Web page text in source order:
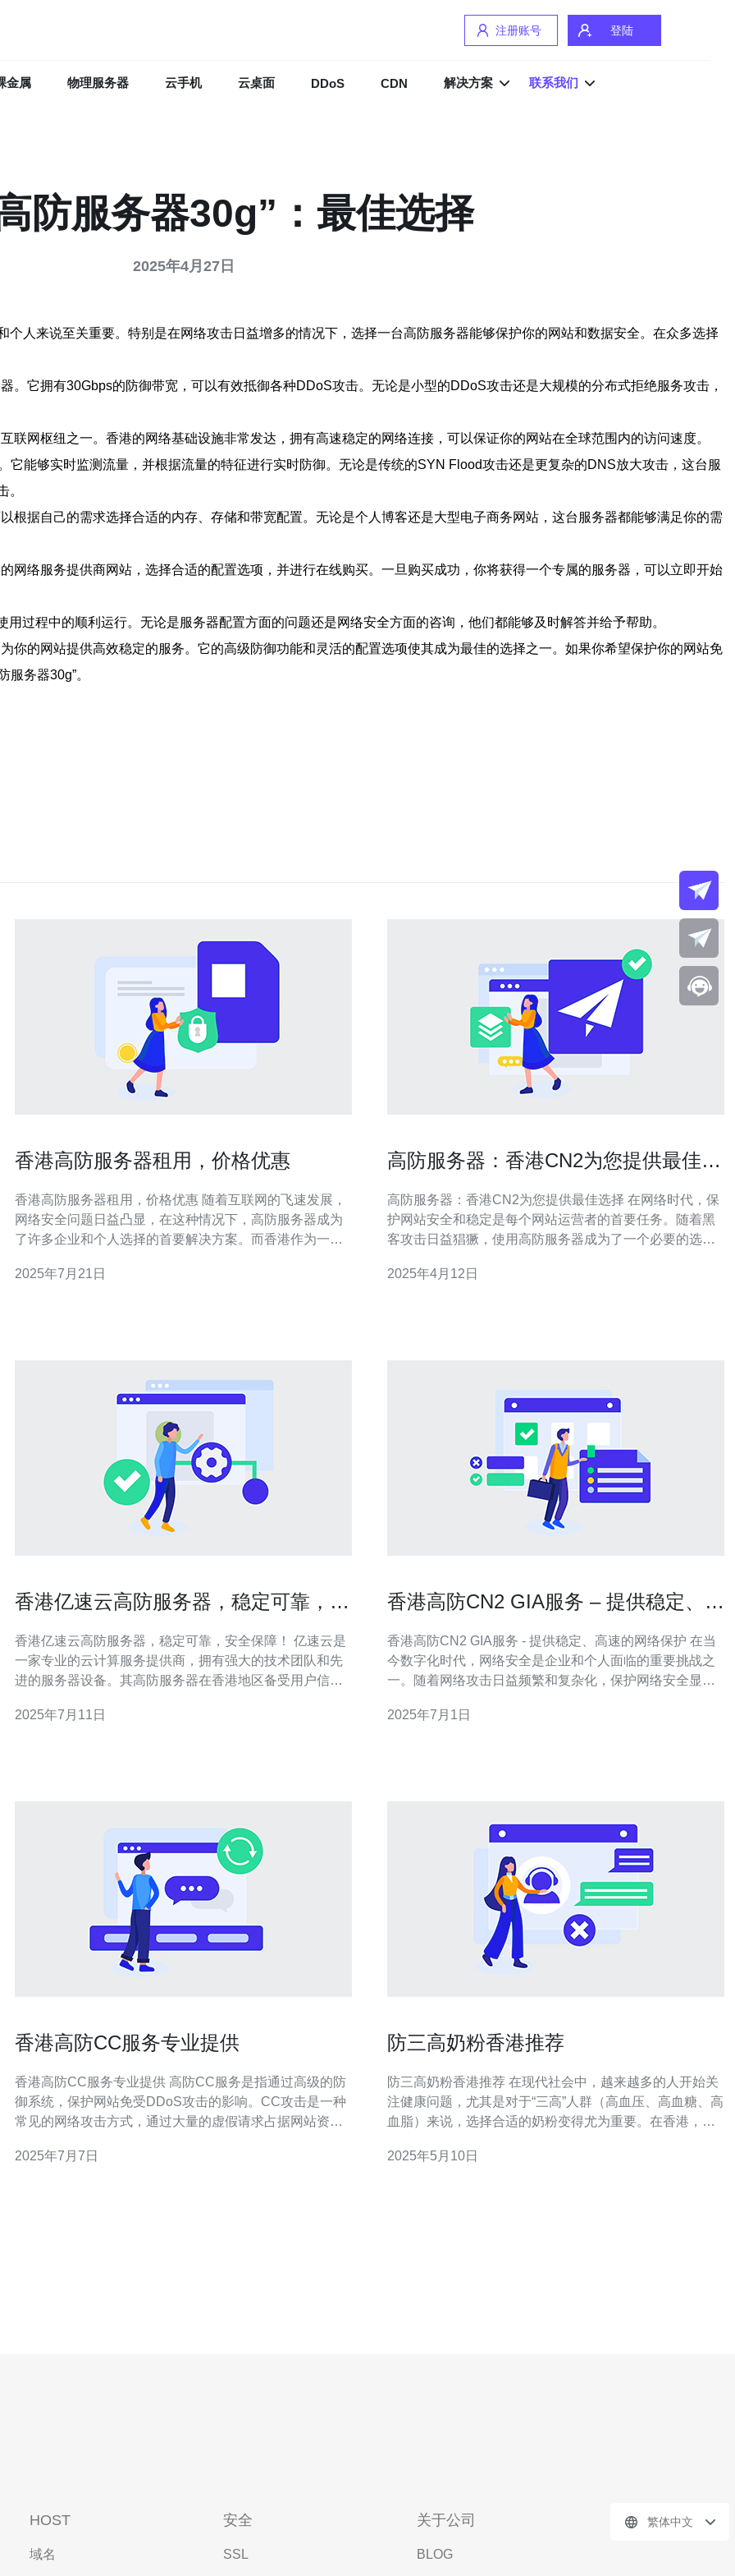
注册账号 登陆
金属 物理服务器 云手机 云桌面 DDoS CDN 解决方案 联系我们
防服务器30g”：最佳选择
2025年4月27日
人来说至关重要。特别是在网络攻击日益增多的情况下，选择一台高防服务器能够保护你的网站和数据安全。在众多选择
。它拥有30Gbps的防御带宽，可以有效抵御各种DDoS攻击。无论是小型的DDoS攻击还是大规模的分布式拒绝服务攻击，
联网枢纽之一。香港的网络基础设施非常发达，拥有高速稳定的网络连接，可以保证你的网站在全球范围内的访问速度。
它能够实时监测流量，并根据流量的特征进行实时防御。无论是传统的SYN Flood攻击还是更复杂的DNS放大攻击，这台服
。
根据自己的需求选择合适的内存、存储和带宽配置。无论是个人博客还是大型电子商务网站，这台服务器都能够满足你的需
网络服务提供商网站，选择合适的配置选项，并进行在线购买。一旦购买成功，你将获得一个专属的服务器，可以立即开始
过程中的顺利运行。无论是服务器配置方面的问题还是网络安全方面的咨询，他们都能够及时解答并给予帮助。
你的网站提供高效稳定的服务。它的高级防御功能和灵活的配置选项使其成为最佳的选择之一。如果你希望保护你的网站免
务器30g”。
香港高防服务器租用，价格优惠
香港高防服务器租用，价格优惠 随着互联网的飞速发展，
网络安全问题日益凸显，在这种情况下，高防服务器成为
了许多企业和个人选择的首要解决方案。而香港作为一个
许多人租用高防服务器的首选之地。 香港高防服务器的优
2025年7月21日
高防服务器：香港CN2为您提供最佳选
高防服务器：香港CN2为您提供最佳选择 在网络时代，保
护网站安全和稳定是每个网站运营者的首要任务。随着黑
客攻击日益猖獗，使用高防服务器成为了一个必要的选
务而备受青睐。 1. 高速稳定：香港CN2高防服务器采用了
2025年4月12日
香港亿速云高防服务器，稳定可靠，安
香港亿速云高防服务器，稳定可靠，安全保障！ 亿速云是
一家专业的云计算服务提供商，拥有强大的技术团队和先
进的服务器设备。其高防服务器在香港地区备受用户信
最新的硬件设备和优化的网络架构，确保服务器稳定运
2025年7月11日
香港高防CN2 GIA服务 – 提供稳定、高
香港高防CN2 GIA服务 - 提供稳定、高速的网络保护 在当
今数字化时代，网络安全是企业和个人面临的重要挑战之
一。随着网络攻击日益频繁和复杂化，保护网络安全显得
的网络保护的解决方案，为用户提供了强大的防御机制。
2025年7月1日
香港高防CC服务专业提供
香港高防CC服务专业提供 高防CC服务是指通过高级的防
御系统，保护网站免受DDoS攻击的影响。CC攻击是一种
常见的网络攻击方式，通过大量的虚假请求占据网站资
击，保障网站的正常运行。 香港作为亚洲重要的互联网枢
2025年7月7日
防三高奶粉香港推荐
防三高奶粉香港推荐 在现代社会中，越来越多的人开始关
注健康问题，尤其是对于“三高”人群（高血压、高血糖、高
血脂）来说，选择合适的奶粉变得尤为重要。在香港，有
知名的奶粉品牌，其中一些专门研发了防三高的奶粉产
2025年5月10日
HOST
域名
安全
SSL
关于公司
BLOG
繁体中文